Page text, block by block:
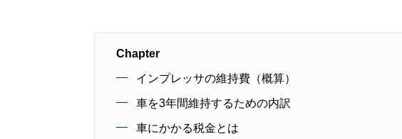
Chapter
インプレッサの維持費（概算）
車を3年間維持するための内訳
車にかかる税金とは